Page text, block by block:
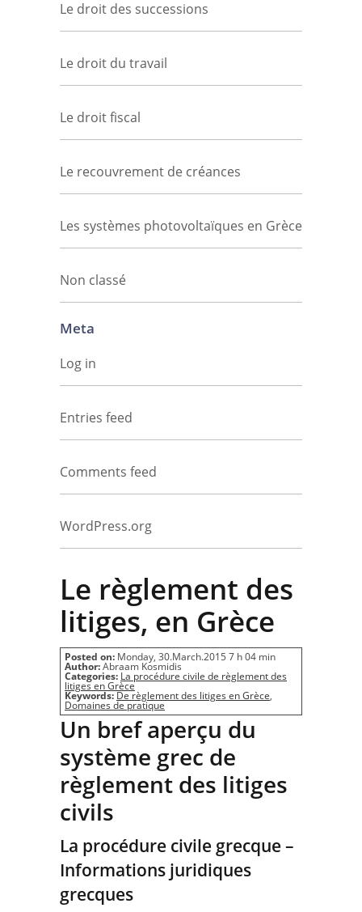
Le droit des successions
Le droit du travail
Le droit fiscal
Le recouvrement de créances
Les systèmes photovoltaïques en Grèce
Non classé
Meta
Log in
Entries feed
Comments feed
WordPress.org
Le règlement des
litiges, en Grèce
Posted on: Monday, 30.March.2015 7 h 04 min
Author:Abraam Kosmidis
Categories: La procédure civile de règlement des
litiges en Grèce
Keywords:De règlement des litiges en Grèce,
Domaines de pratique
Un bref aperçu du
système grec de
règlement des litiges
civils
La procédure civile grecque –
Informations juridiques
grecques